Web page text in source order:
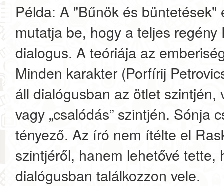
Példa: A "Bűnök és
mutatja be, hogy a teljes regény
dialogus. A teóriája az
Minden karakter (Porfírij
áll dialógusban az ötlet szintjén,
vagy „csalódás” szintjén. Sónja
tényező. Az író nem ítélte el
szintjéről, hanem lehetővé tette,
dialógusban találkozzon vele.